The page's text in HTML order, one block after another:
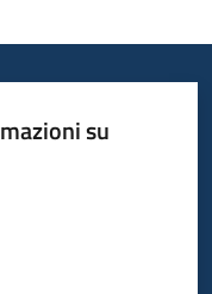
su